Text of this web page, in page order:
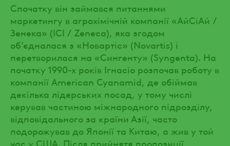
Спочатку він займався питаннями
маркетингу в агрохімічній компанії «АйСіАй /
Зенека» (ICI / Zeneca), яка згодом
об’єдналася з «Новартіс» (Novartis) і
перетворилася на «Сингенту» (Syngenta). На
початку 1990-х років Ігнасіо розпочав роботу в
компанії American Cyanamid, де обіймав
декілька лідерських посад, у тому числі
керував частиною міжнародного підрозділу,
відповідального за країни Азії, часто
подорожував до Японії та Китаю, а жив у той
час у США. Після прийнятя пропозиції